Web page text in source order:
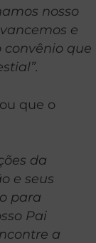
nosso
e
que
que o
da
e seus
para
Pai
a